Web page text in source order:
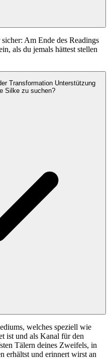
Am Ende des Readings
als du jemals hättest stellen
Transformation Unterstützung
Silke zu suchen?
welches speziell wie
ist und als Kanal für den
Tälern deines Zweifels, in
erhältst und erinnert wirst an